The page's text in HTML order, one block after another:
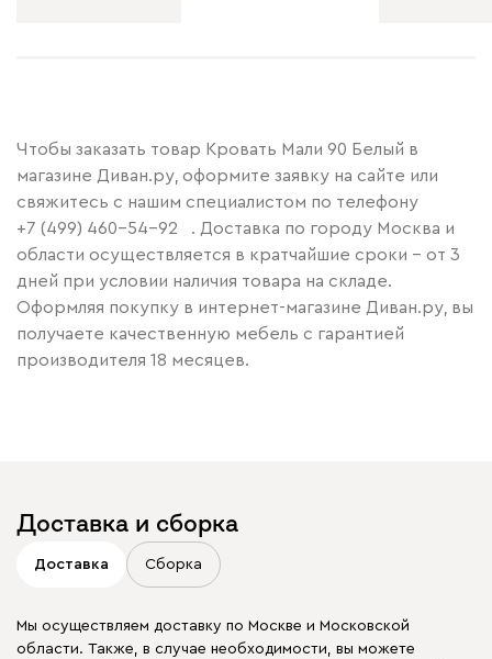
Чтобы заказать товар Кровать Мали 90 Белый в
магазине Диван.ру, оформите заявку на сайте или
свяжитесь с нашим специалистом по телефону
+7 (499) 460-54-92
. Доставка по городу Москва и
области осуществляется в кратчайшие сроки – от 3
дней при условии наличия товара на складе.
Оформляя покупку в интернет-магазине Диван.ру, вы
получаете качественную мебель с гарантией
производителя 18 месяцев.
Доставка и сборка
Доставка Сборка
Мы осуществляем доставку по Москве и Московской
области. Также, в случае необходимости, вы можете